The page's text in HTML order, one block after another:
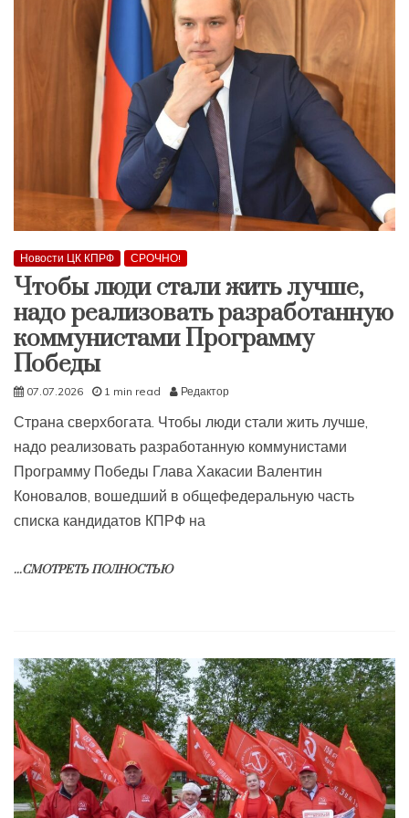
Новости ЦК КПРФ СРОЧНО!
Чтобы люди стали жить лучше,
надо реализовать разработанную
коммунистами Программу
Победы
07.07.2026 1 min read Редактор
Страна сверхбогата. Чтобы люди стали жить лучше,
надо реализовать разработанную коммунистами
Программу Победы Глава Хакасии Валентин
Коновалов, вошедший в общефедеральную часть
списка кандидатов КПРФ на
...СМОТРЕТЬ ПОЛНОСТЬЮ